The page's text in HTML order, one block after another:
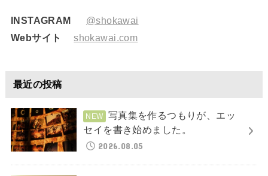
INSTAGRAM
@shokawai
Webサイト
shokawai.com
最近の投稿
写真集を作るつもりが、エッ
セイを書き始めました。
2026.08.05